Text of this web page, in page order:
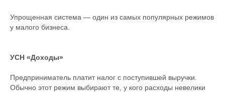
Упрощенная система — один из самых популярных режимов
у малого бизнеса.
УСН «Доходы»
Предприниматель платит налог с поступившей выручки.
Обычно этот режим выбирают те, у кого расходы невелики